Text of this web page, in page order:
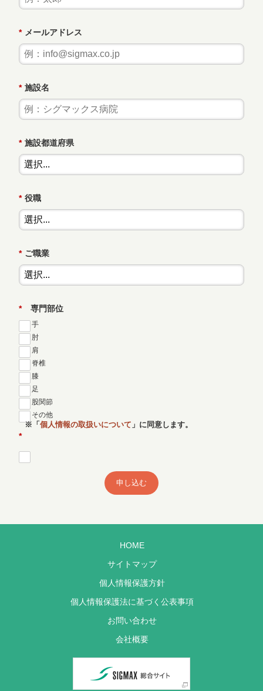
* メールアドレス
* 施設名
* 施設都道府県
* 役職
* ご職業
* 専門部位
手
肘
肩
脊椎
膝
足
股関節
その他
※「個人情報の取扱いについて 」に同意します。
*
申し込む
HOME
サイトマップ
個人情報保護方針
個人情報保護法に基づく公表事項
お問い合わせ
会社概要